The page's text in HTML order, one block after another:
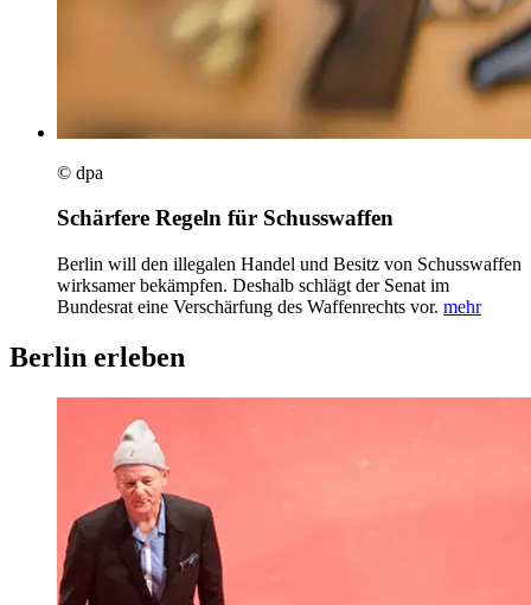
© dpa
Schärfere Regeln für Schusswaffen
Berlin will den illegalen Handel und Besitz von Schusswaffen
wirksamer bekämpfen. Deshalb schlägt der Senat im
Bundesrat eine Verschärfung des Waffenrechts vor. mehr
Berlin erleben